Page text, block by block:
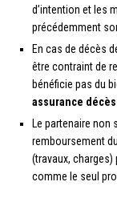
d’intention et les
précédemment
En cas de décès
être contraint de
bénéficie pas du
assurance
Le partenaire non
remboursement
(travaux, charges)
comme le seul